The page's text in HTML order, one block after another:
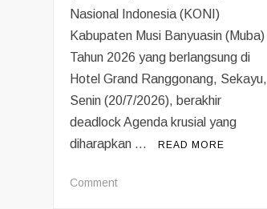
Nasional Indonesia (KONI)
Kabupaten Musi Banyuasin (Muba)
Tahun 2026 yang berlangsung di
Hotel Grand Ranggonang, Sekayu,
Senin (20/7/2026), berakhir
deadlock Agenda krusial yang
diharapkan …
READ MORE
Commenton